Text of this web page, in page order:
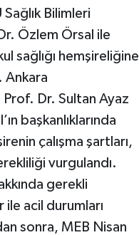
Bilimleri
Özlem Örsal ile
sağlığı hemşireliğine
Ankara
Dr. Sultan Ayaz
başkanlıklarında
çalışma şartları,
vurgulandı.
gerekli
acil durumları
sonra, MEB Nisan